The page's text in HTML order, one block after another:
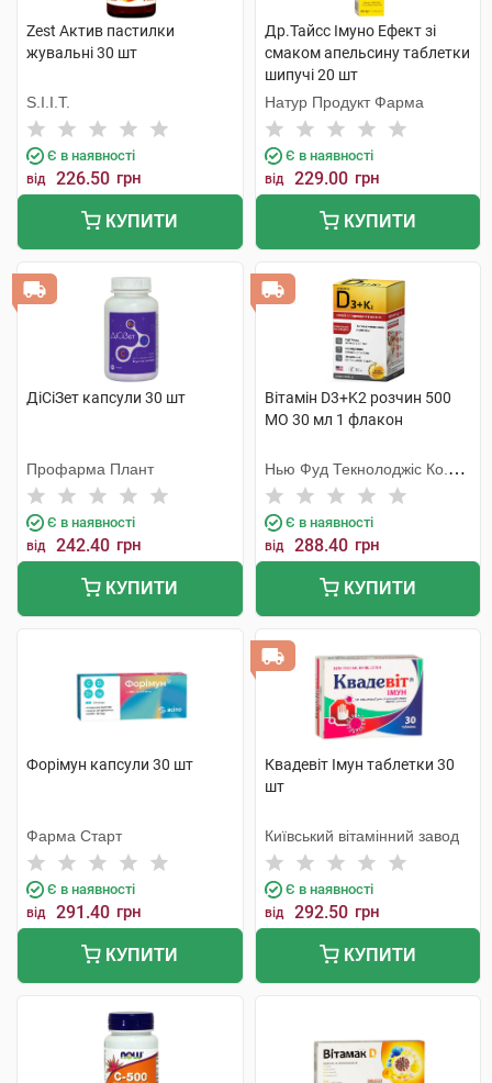
Zest Актив пастилки
жувальні 30 шт
S.I.I.T.
Є в наявності
від 226.50 грн
КУПИТИ
Др.Тайсс Імуно Ефект зі
смаком апельсину таблетки
шипучі 20 шт
Натур Продукт Фарма
Є в наявності
від 229.00 грн
КУПИТИ
ДіСіЗет капсули 30 шт
Профарма Плант
Є в наявності
від 242.40 грн
КУПИТИ
Вітамін D3+K2 розчин 500
МО 30 мл 1 флакон
Нью Фуд Текнолоджіс Ко.
Лтд
Є в наявності
від 288.40 грн
КУПИТИ
Форімун капсули 30 шт
Фарма Старт
Є в наявності
від 291.40 грн
КУПИТИ
Квадевіт Імун таблетки 30
шт
Київський вітамінний завод
Є в наявності
від 292.50 грн
КУПИТИ